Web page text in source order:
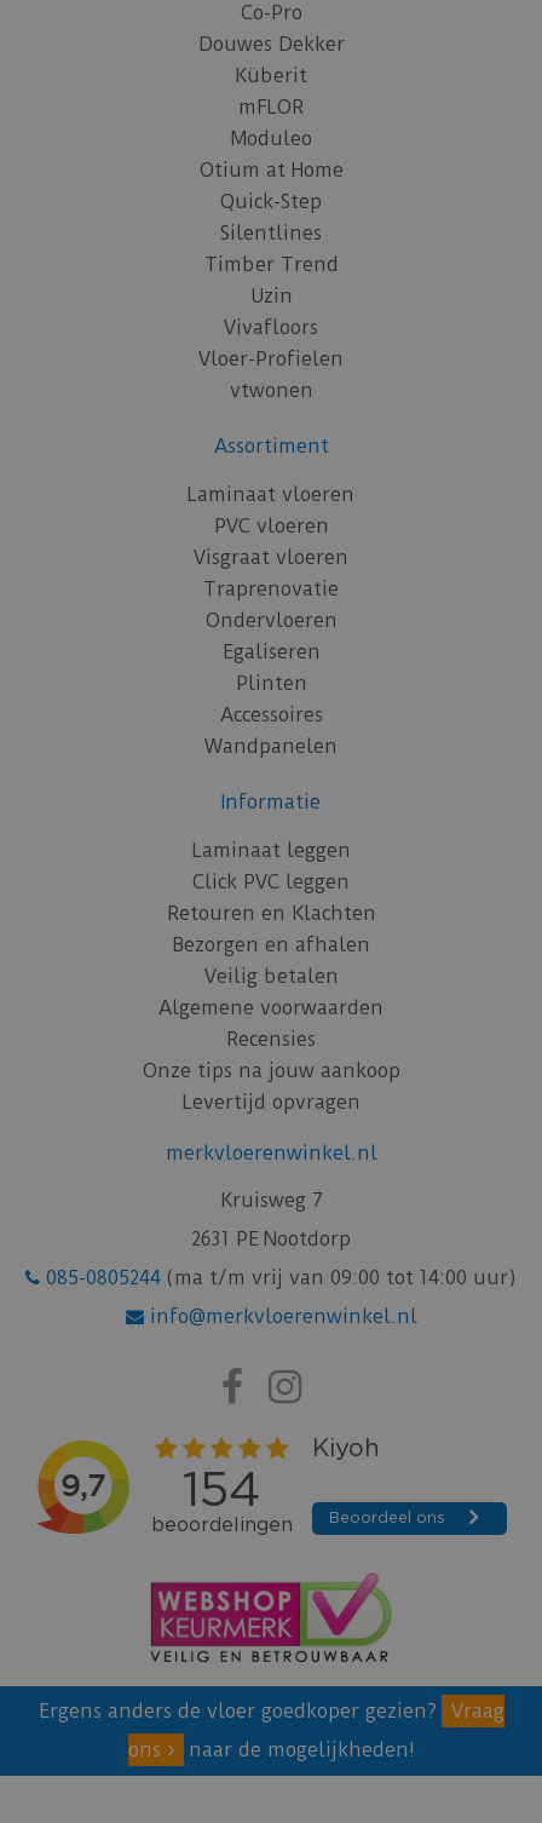
Co-Pro
Douwes Dekker
Küberit
mFLOR
Moduleo
Otium at Home
Quick-Step
Silentlines
Timber Trend
Uzin
Vivafloors
Vloer-Profielen
vtwonen
Assortiment
Laminaat vloeren
PVC vloeren
Visgraat vloeren
Traprenovatie
Ondervloeren
Egaliseren
Plinten
Accessoires
Wandpanelen
Informatie
Laminaat leggen
Click PVC leggen
Retouren en Klachten
Bezorgen en afhalen
Veilig betalen
Algemene voorwaarden
Recensies
Onze tips na jouw aankoop
Levertijd opvragen
merkvloerenwinkel.nl
Kruisweg 7
2631 PE Nootdorp
085-0805244 (ma t/m vrij van 09:00 tot 14:00 uur)
info@merkvloerenwinkel.nl
Ergens anders de vloer goedkoper gezien?
Vraag
ons
naar de mogelijkheden!